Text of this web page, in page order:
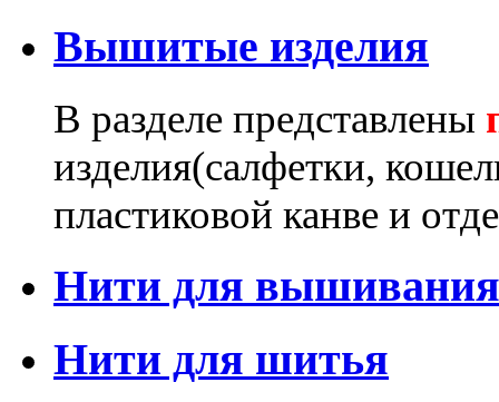
Вышитые изделия
В разделе представлены
изделия(салфетки,
пластиковой канве и
Нити для вышивания
Нити для шитья